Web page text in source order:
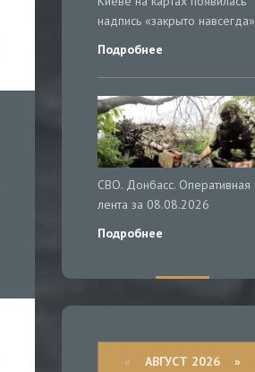
надпись «закрыто навсегда»
Подробнее
СВО. Донбасс. Оперативная
лента за 08.08.2026
Подробнее
« АВГУСТ 2026 »